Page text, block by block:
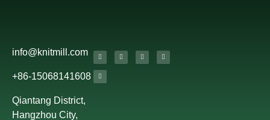
info@knitmill.com
+86-15068141608
Qiantang District,
Hangzhou City,